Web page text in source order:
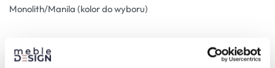
Monolith/Manila (kolor do wyboru)